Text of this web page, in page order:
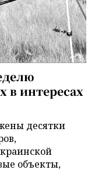
в интересах
десятки
объекты,